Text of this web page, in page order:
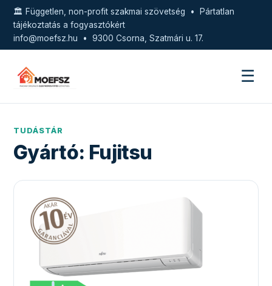
🏛️ Független, non-profit szakmai szövetség • Pártatlan
tájékoztatás a fogyasztókért
info@moefsz.hu • 9300 Csorna, Szatmári u. 17.
☰
TUDÁSTÁR
Gyártó: Fujitsu